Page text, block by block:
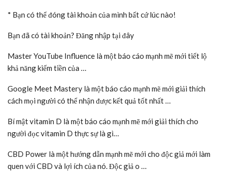
* Bạn có thể đóng tài khoản của mình bất cứ lúc nào!
Bạn đã có tài khoản? Đăng nhập tại đây
Master YouTube Influence là một báo cáo mạnh mẽ mới tiết lộ
khả năng kiếm tiền của …
Google Meet Mastery là một báo cáo mạnh mẽ mới giải thích
cách mọi người có thể nhận được kết quả tốt nhất …
Bí mật vitamin D là một báo cáo mạnh mẽ mới giải thích cho
người đọc vitamin D thực sự là gì…
CBD Power là một hướng dẫn mạnh mẽ mới cho độc giả mới làm
quen với CBD và lợi ích của nó. Độc giả o …